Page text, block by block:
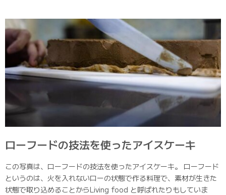
ローフードの技法を使ったアイスケーキ
この写真は、ローフードの技法を使ったアイスケーキ。 ローフード
というのは、火を入れないローの状態で作る料理で、素材が生きた
状態で取り込めることからLiving food と呼ばれたりもしていま